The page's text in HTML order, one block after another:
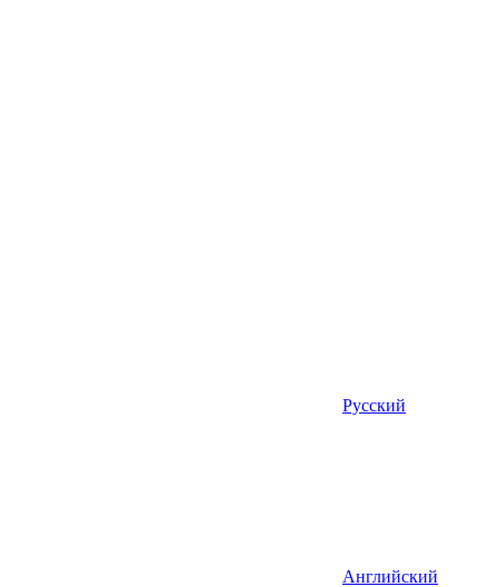
Русский
Английский